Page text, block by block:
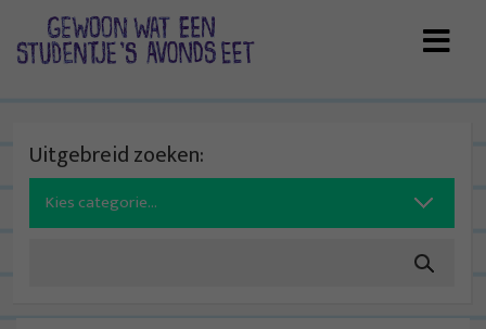
Uitgebreid zoeken:
Search
for: